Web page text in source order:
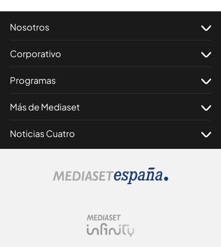
Nosotros
Corporativo
Programas
Más de Mediaset
Noticias Cuatro